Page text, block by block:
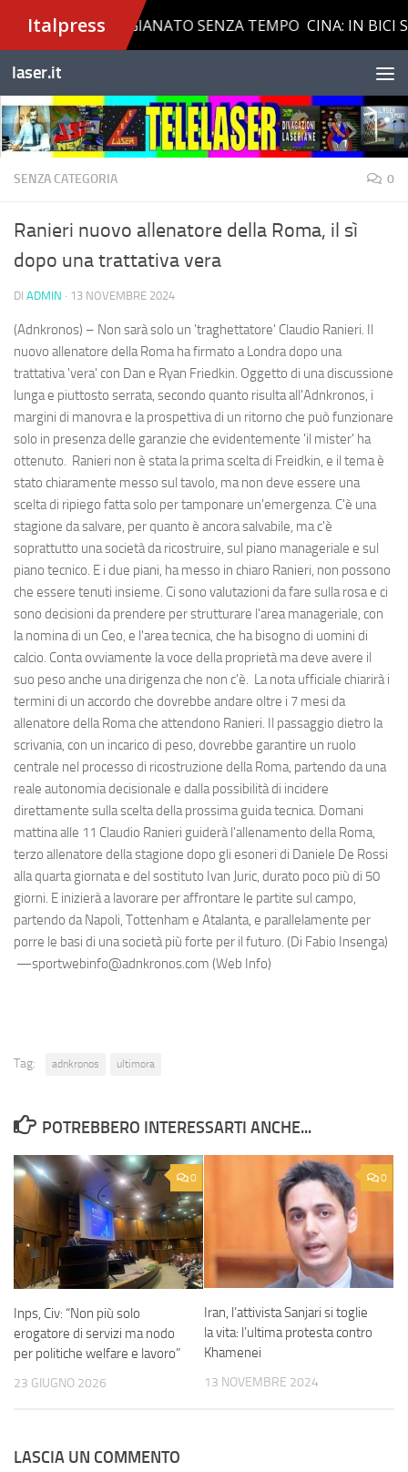
Salta al contenuto
laser.it
SENZA CATEGORIA 0
Ranieri nuovo allenatore della Roma, il sì
dopo una trattativa vera
DI ADMIN · 13 NOVEMBRE 2024
(Adnkronos) – Non sarà solo un 'traghettatore' Claudio Ranieri. Il
nuovo allenatore della Roma ha firmato a Londra dopo una
trattativa 'vera' con Dan e Ryan Friedkin. Oggetto di una discussione
lunga e piuttosto serrata, secondo quanto risulta all'Adnkronos, i
margini di manovra e la prospettiva di un ritorno che può funzionare
solo in presenza delle garanzie che evidentemente 'il mister' ha
ottenuto. Ranieri non è stata la prima scelta di Freidkin, e il tema è
stato chiaramente messo sul tavolo, ma non deve essere una
scelta di ripiego fatta solo per tamponare un'emergenza. C'è una
stagione da salvare, per quanto è ancora salvabile, ma c'è
soprattutto una società da ricostruire, sul piano manageriale e sul
piano tecnico. E i due piani, ha messo in chiaro Ranieri, non possono
che essere tenuti insieme. Ci sono valutazioni da fare sulla rosa e ci
sono decisioni da prendere per strutturare l'area manageriale, con
la nomina di un Ceo, e l'area tecnica, che ha bisogno di uomini di
calcio. Conta ovviamente la voce della proprietà ma deve avere il
suo peso anche una dirigenza che non c'è. La nota ufficiale chiarirà i
termini di un accordo che dovrebbe andare oltre i 7 mesi da
allenatore della Roma che attendono Ranieri. Il passaggio dietro la
scrivania, con un incarico di peso, dovrebbe garantire un ruolo
centrale nel processo di ricostruzione della Roma, partendo da una
reale autonomia decisionale e dalla possibilità di incidere
direttamente sulla scelta della prossima guida tecnica. Domani
mattina alle 11 Claudio Ranieri guiderà l'allenamento della Roma,
terzo allenatore della stagione dopo gli esoneri di Daniele De Rossi
alla quarta giornata e del sostituto Ivan Juric, durato poco più di 50
giorni. E inizierà a lavorare per affrontare le partite sul campo,
partendo da Napoli, Tottenham e Atalanta, e parallelamente per
porre le basi di una società più forte per il futuro. (Di Fabio Insenga)
—sportwebinfo@adnkronos.com (Web Info)
Tag: adnkronos ultimora
POTREBBERO INTERESSARTI ANCHE...
0
Inps, Civ: “Non più solo
erogatore di servizi ma nodo
per politiche welfare e lavoro”
23 GIUGNO 2026
0
Iran, l’attivista Sanjari si toglie
la vita: l’ultima protesta contro
Khamenei
13 NOVEMBRE 2024
LASCIA UN COMMENTO